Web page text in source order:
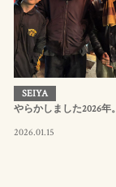
SEIYA
やらかしました2026年。
2026.01.15